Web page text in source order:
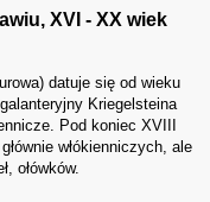
XVI - XX wiek
datuje się od wieku
Kriegelsteina
Pod koniec XVIII
włókienniczych, ale
ołówków.